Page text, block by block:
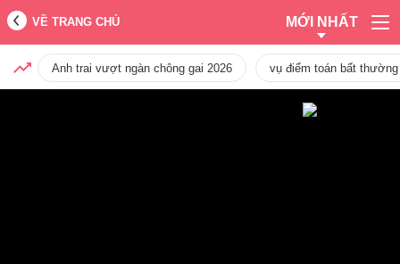
VỀ TRANG CHỦ MỚI NHẤT
Anh trai vượt ngàn chông gai 2026 vụ điểm toán bất